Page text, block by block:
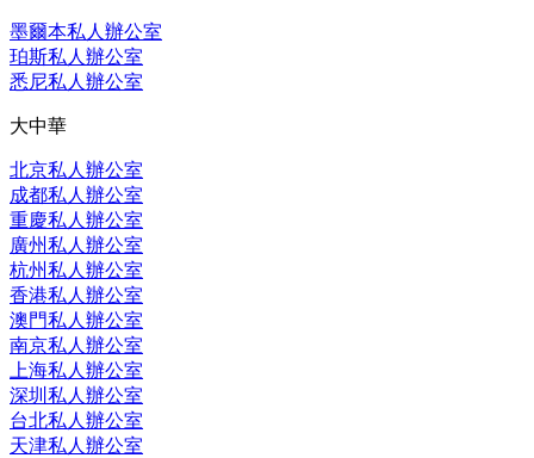
墨爾本私人辦公室
珀斯私人辦公室
悉尼私人辦公室
大中華
北京私人辦公室
成都私人辦公室
重慶私人辦公室
廣州私人辦公室
杭州私人辦公室
香港私人辦公室
澳門私人辦公室
南京私人辦公室
上海私人辦公室
深圳私人辦公室
台北私人辦公室
天津私人辦公室